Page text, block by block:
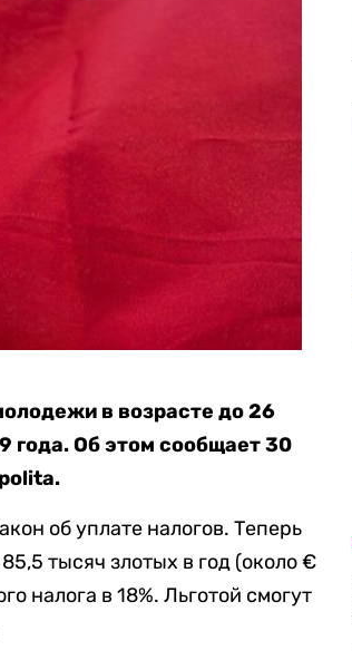
в возрасте до 26
года. Об этом сообщает 30
об уплате налогов. Теперь
тысяч злотых в год (около €
налога в 18%. Льготой смогут